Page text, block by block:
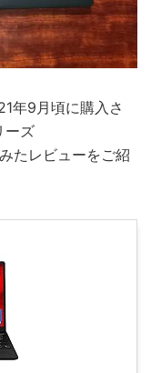
年9月頃に購入さ
ーズ
たレビューをご紹